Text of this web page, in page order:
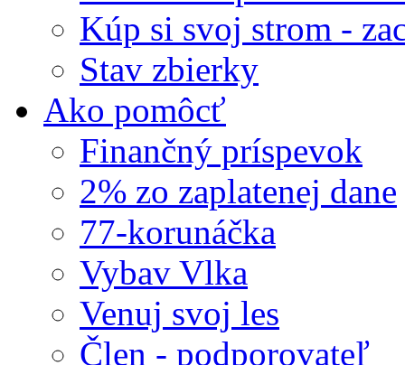
Kúp si svoj strom -
Stav zbierky
Ako pomôcť
Finančný príspevok
2% zo zaplatenej dane
77-korunáčka
Vybav Vlka
Venuj svoj les
Člen - podporovateľ